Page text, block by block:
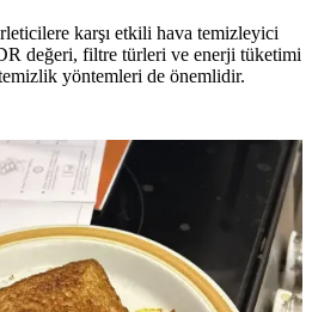
karşı etkili hava temizleyici
değeri, filtre türleri ve enerji tüketimi
yöntemleri de önemlidir.